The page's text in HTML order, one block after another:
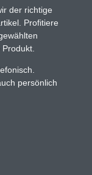
der richtige
Profitiere
persönlich